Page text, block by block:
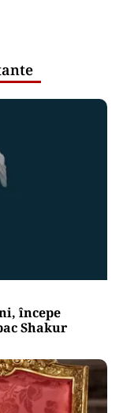
începe
Shakur